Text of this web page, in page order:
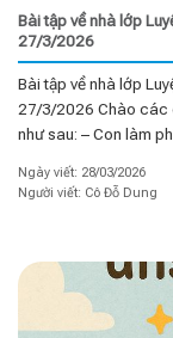
Bài tập về nhà lớp
27/3/2026
Bài tập về nhà lớp
27/3/2026 Chào các
như sau: – Con làm
Ngày viết: 28/03/2026
Người viết: Cô Đỗ Dung